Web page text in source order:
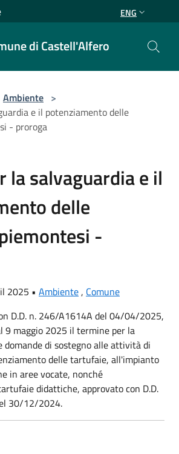
ENG
di Castell'Alfero
Ambiente >
e il potenziamento delle
- proroga
la salvaguardia e il
delle
-
2025 • Ambiente, Comune
D.D. n. 246/A1614A del 04/04/2025,
9 maggio 2025 il termine per la
domande di sostegno alle attività di
delle tartufaie, all'impianto
in aree vocate, nonché
didattiche, approvato con D.D.
30/12/2024.